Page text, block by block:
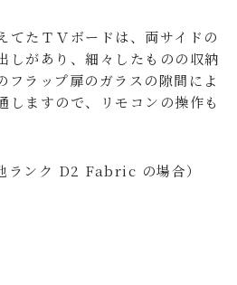
てたＴＶボードは、両サイドの
しがあり、細々したものの収納
フラップ扉のガラスの隙間によ
しますので、リモコンの操作も
ンク D2 Fabric の場合）